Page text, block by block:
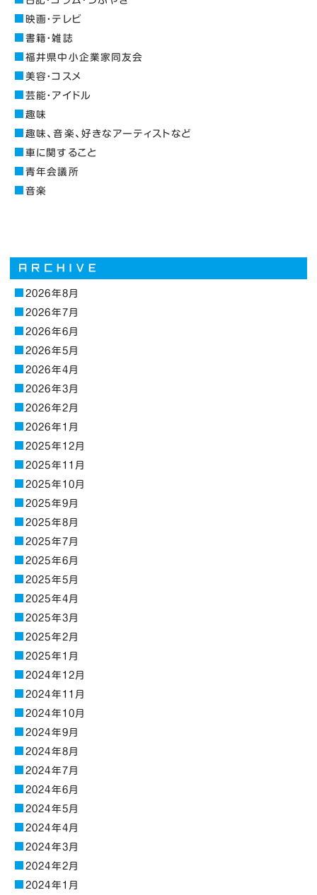
映画・テレビ
書籍・雑誌
福井県中小企業家同友会
美容・コスメ
芸能・アイドル
趣味
趣味、音楽、好きなアーティストなど
車に関すること
青年会議所
音楽
2026年8月
2026年7月
2026年6月
2026年5月
2026年4月
2026年3月
2026年2月
2026年1月
2025年12月
2025年11月
2025年10月
2025年9月
2025年8月
2025年7月
2025年6月
2025年5月
2025年4月
2025年3月
2025年2月
2025年1月
2024年12月
2024年11月
2024年10月
2024年9月
2024年8月
2024年7月
2024年6月
2024年5月
2024年4月
2024年3月
2024年2月
2024年1月